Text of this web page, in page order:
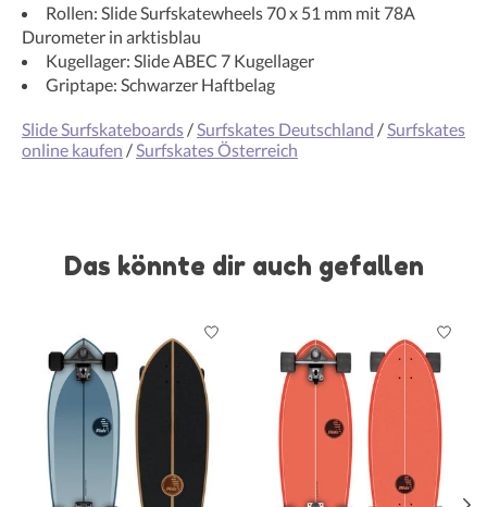
Rollen: Slide Surfskatewheels 70 x 51 mm mit 78A
Durometer in arktisblau
Kugellager: Slide ABEC 7 Kugellager
Griptape: Schwarzer Haftbelag
Slide Surfskateboards / Surfskates Deutschland / Surfskates
online kaufen / Surfskates Österreich
Das könnte dir auch gefallen
Produkt-Karussell-Artikel